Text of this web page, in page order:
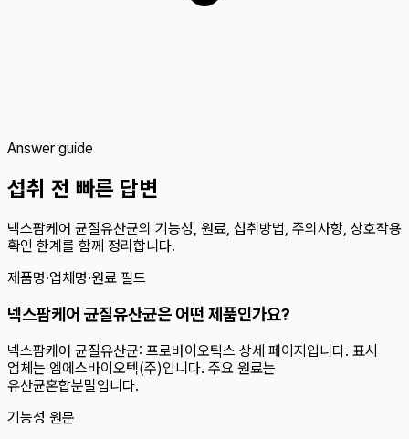
Answer guide
섭취 전 빠른 답변
넥스팜케어 균질유산균의 기능성, 원료, 섭취방법, 주의사항, 상호작용
확인 한계를 함께 정리합니다.
제품명·업체명·원료 필드
넥스팜케어 균질유산균은 어떤 제품인가요?
넥스팜케어 균질유산균: 프로바이오틱스 상세 페이지입니다. 표시
업체는 엠에스바이오텍(주)입니다. 주요 원료는
유산균혼합분말입니다.
기능성 원문